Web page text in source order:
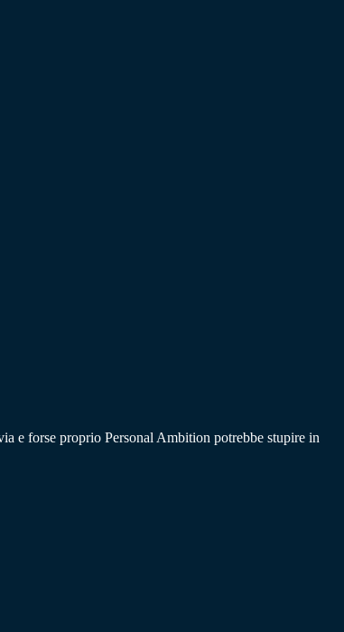
e forse proprio Personal Ambition potrebbe stupire in